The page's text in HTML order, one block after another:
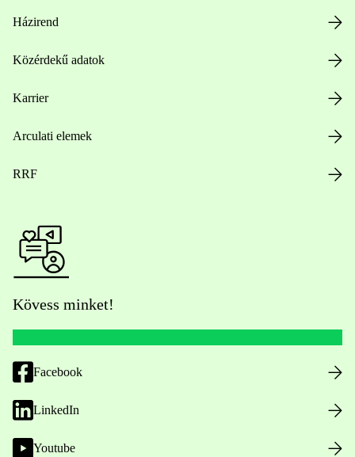
Házirend
Közérdekű adatok
Karrier
Arculati elemek
RRF
Kövess minket!
Facebook
LinkedIn
Youtube